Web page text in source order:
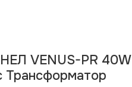
VENUS-PR 40W